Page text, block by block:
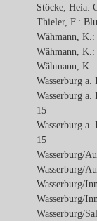
Stöcke, Heia:
Thieler, F.:
Wähmann,
Wähmann, K.:
Wähmann, K.:
Wasserburg a.
Wasserburg
15
Wasserburg
15
Wasserburg/
Wasserburg/
Wasserburg/
Wasserburg/
Wasserburg/